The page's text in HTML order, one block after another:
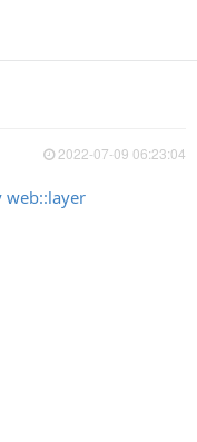
2022-07-09 06:23:04
web::layer